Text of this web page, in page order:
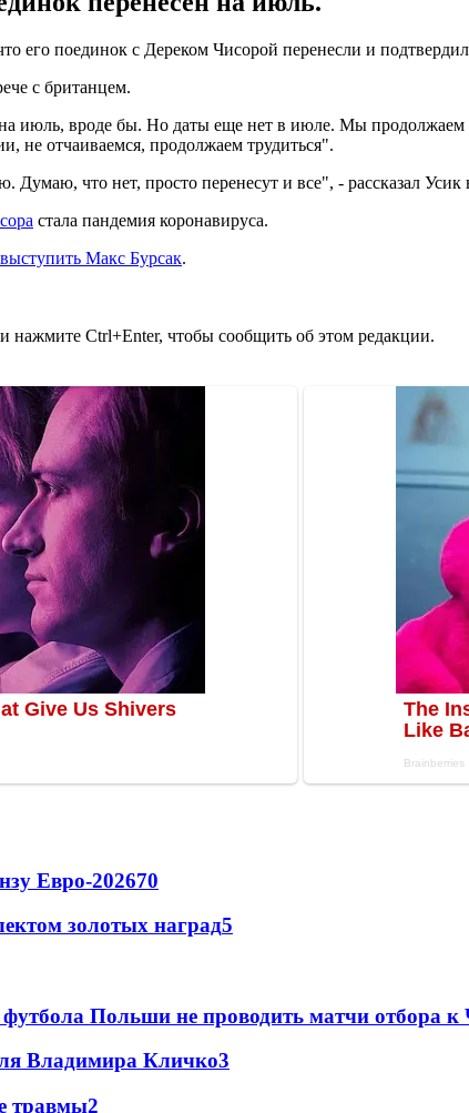
его поединок с Дереком Чисорой перенесли и
с британцем.
июль, вроде бы. Но даты еще нет в июле. Мы продолжаем
не отчаиваемся, продолжаем трудиться".
что нет, просто перенесут и все", - рассказал
стала пандемия коронавируса.
Макс Бурсак.
нажмите Ctrl+Enter, чтобы сообщить об этом редакции.
Евро-202670
золотых наград5
Польши не проводить матчи отбора
Владимира Кличко3
травмы2